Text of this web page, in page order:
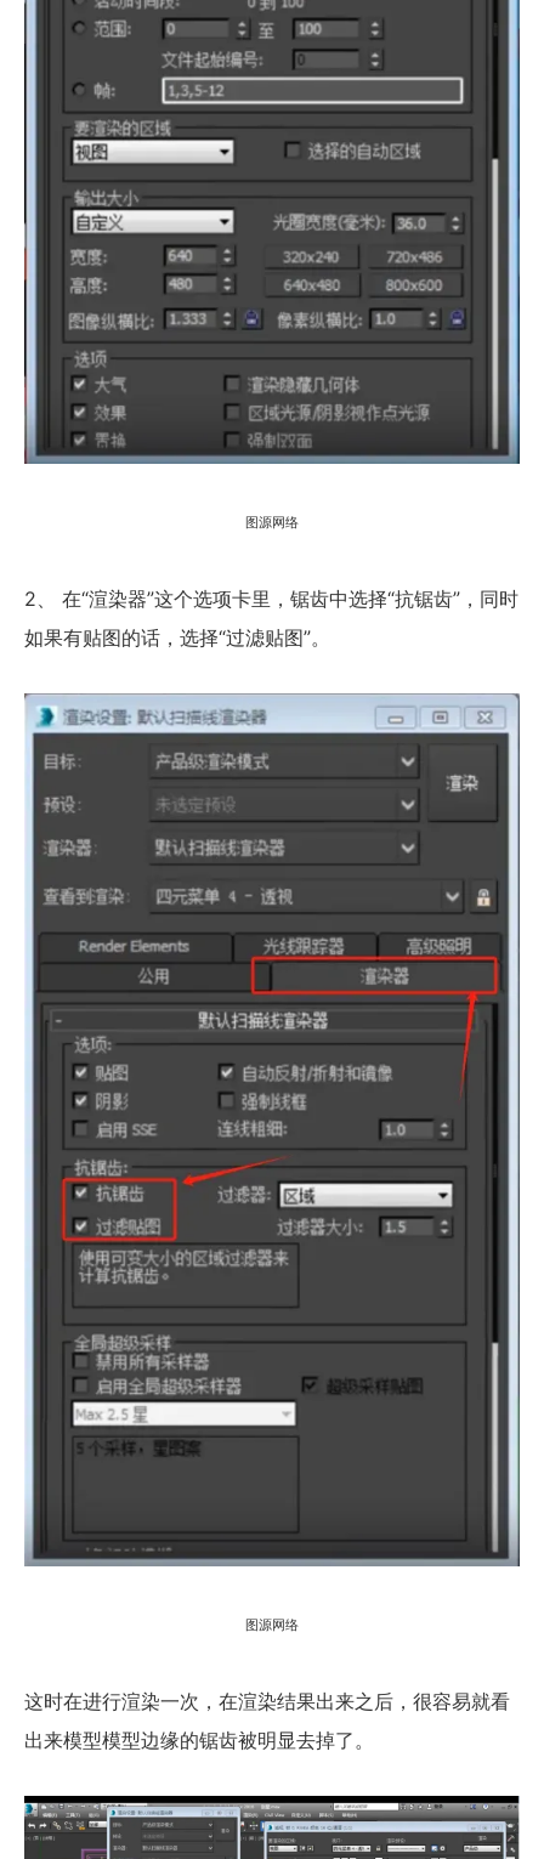
图源网络
2、 在“渲染器”这个选项卡里，锯齿中选择“抗锯齿”，同时
如果有贴图的话，选择“过滤贴图”。
图源网络
这时在进行渲染一次，在渲染结果出来之后，很容易就看
出来模型模型边缘的锯齿被明显去掉了。